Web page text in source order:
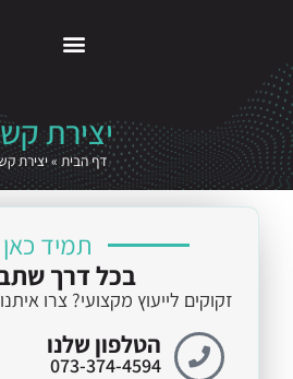
יצירת קשר
דף הבית»יצירת קשר
תמיד כאן
בכל דרך
זקוקים לייעוץ מקצועי? צרו איתנו
הטלפון שלנו
073-374-4594